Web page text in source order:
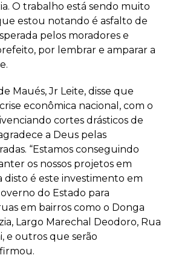
O trabalho está sendo muito
estou notando é asfalto de
pelos moradores e
por lembrar e amparar a
Maués, Jr Leite, disse que
econômica nacional, com o
cortes drásticos de
a Deus pelas
“Estamos conseguindo
os nossos projetos em
disto é este investimento em
do Estado para
em bairros como o Donga
Largo Marechal Deodoro, Rua
e outros que serão